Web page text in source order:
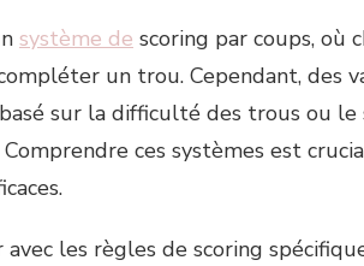
système de scoring par coups, où
un trou. Cependant, des
basé sur la difficulté des trous ou le
ces systèmes est
les règles de scoring